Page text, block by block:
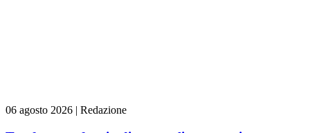
06 agosto 2026 | Redazione